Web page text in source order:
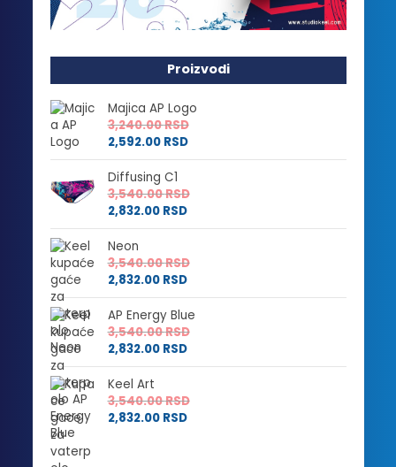
Proizvodi
Majica AP Logo
3,240.00RSD
2,592.00 RSD
Diffusing C1
3,540.00RSD
2,832.00 RSD
Neon
3,540.00RSD
2,832.00 RSD
AP Energy Blue
3,540.00RSD
2,832.00 RSD
Keel Art
3,540.00RSD
2,832.00 RSD